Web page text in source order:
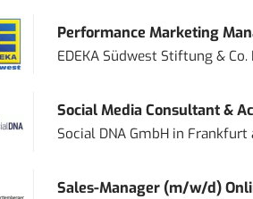
Performance Marketing
EDEKA Südwest Stiftung & Co.
Social Media Consultant &
Social DNA GmbHin Frankfurt
Sales-Manager (m/w/d)